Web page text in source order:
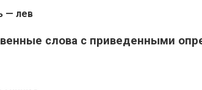
— лев
слова с приведенными